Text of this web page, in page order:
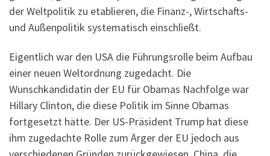
der Weltpolitik zu etablieren, die Finanz-, Wirtschafts-
und Außenpolitik systematisch einschließt.
Eigentlich war den USA die Führungsrolle beim Aufbau
einer neuen Weltordnung zugedacht. Die
Wunschkandidatin der EU für Obamas Nachfolge war
Hillary Clinton, die diese Politik im Sinne Obamas
fortgesetzt hätte. Der US-Präsident Trump hat diese
ihm zugedachte Rolle zum Ärger der EU jedoch aus